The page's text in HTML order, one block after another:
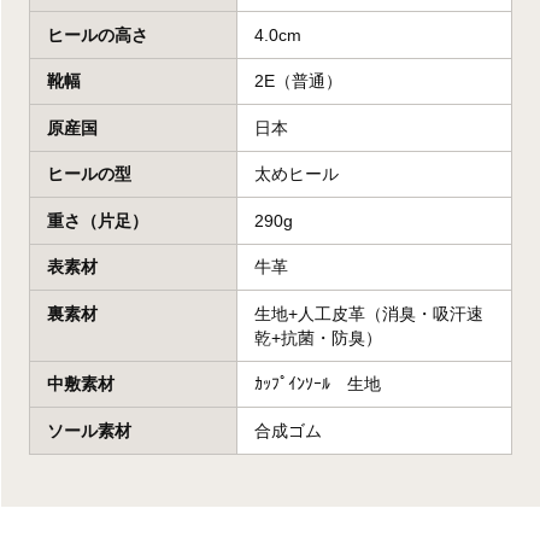
ヒールの高さ 4.0cm
靴幅 2E（普通）
原産国 日本
ヒールの型 太めヒール
重さ（片足） 290g
表素材 牛革
裏素材
生地+人工皮革（消臭・吸汗速
乾+抗菌・防臭）
中敷素材 ｶｯﾌﾟｲﾝｿｰﾙ 生地
ソール素材 合成ゴム